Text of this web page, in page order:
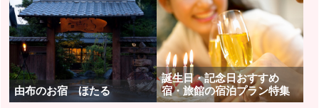
由布のお宿 ほたる
誕生日・記念日おすすめ
宿・旅館の宿泊プラン特集